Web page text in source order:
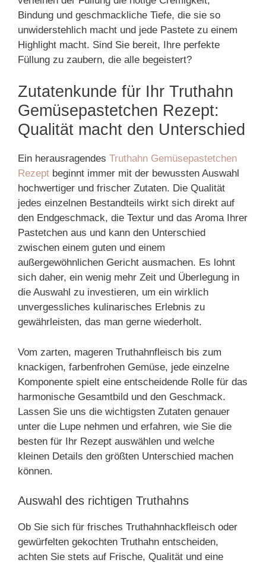
Bindung und geschmackliche Tiefe, die sie so
unwiderstehlich macht und jede Pastete zu einem
Highlight macht. Sind Sie bereit, Ihre perfekte
Füllung zu zaubern, die alle begeistert?
Zutatenkunde für Ihr Truthahn
Gemüsepastetchen Rezept:
Qualität macht den Unterschied
Ein herausragendes Truthahn Gemüsepastetchen
Rezept beginnt immer mit der bewussten Auswahl
hochwertiger und frischer Zutaten. Die Qualität
jedes einzelnen Bestandteils wirkt sich direkt auf
den Endgeschmack, die Textur und das Aroma Ihrer
Pastetchen aus und kann den Unterschied
zwischen einem guten und einem
außergewöhnlichen Gericht ausmachen. Es lohnt
sich daher, ein wenig mehr Zeit und Überlegung in
die Auswahl zu investieren, um ein wirklich
unvergessliches kulinarisches Erlebnis zu
gewährleisten, das man gerne wiederholt.
Vom zarten, mageren Truthahnfleisch bis zum
knackigen, farbenfrohen Gemüse, jede einzelne
Komponente spielt eine entscheidende Rolle für das
harmonische Gesamtbild und den Geschmack.
Lassen Sie uns die wichtigsten Zutaten genauer
unter die Lupe nehmen und erfahren, wie Sie die
besten für Ihr Rezept auswählen und welche
kleinen Details den größten Unterschied machen
können.
Auswahl des richtigen Truthahns
Ob Sie sich für frisches Truthahnhackfleisch oder
gewürfelten gekochten Truthahn entscheiden,
achten Sie stets auf Frische, Qualität und eine